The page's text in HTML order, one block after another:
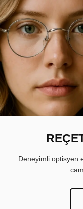
Deneyimli optisyen